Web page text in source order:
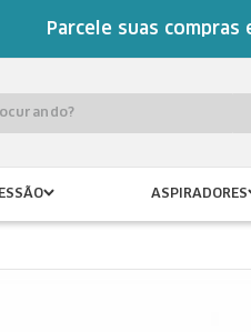
Parcele suas compras
ASPIRADORES